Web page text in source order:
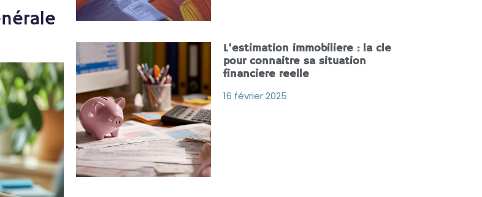
L’estimation immobiliere : la cle
pour connaitre sa situation
financiere reelle
16 février 2025